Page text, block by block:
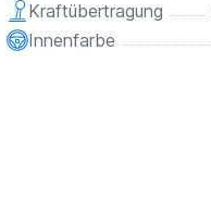
Kraftübertragung
Innenfarbe